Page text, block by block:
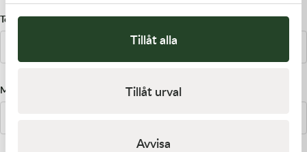
Tillåt alla
Tillåt urval
Avvisa
Telefon
Märke